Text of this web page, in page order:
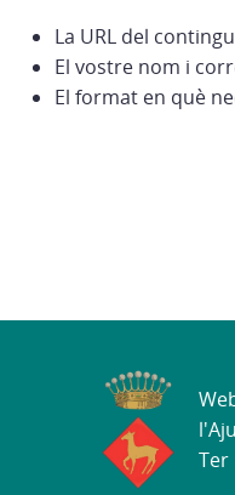
La URL del
El vostre nom i
El format en què
Ter